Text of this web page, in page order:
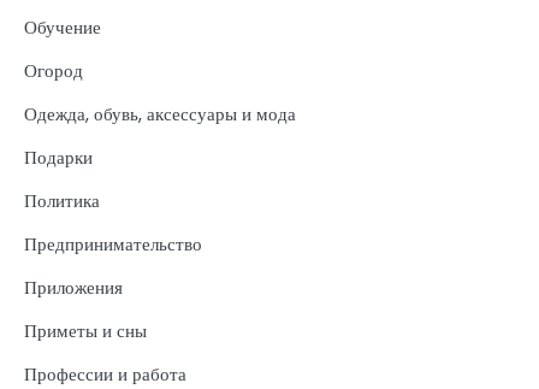
Обучение
Огород
Одежда, обувь, аксессуары и мода
Подарки
Политика
Предпринимательство
Приложения
Приметы и сны
Профессии и работа